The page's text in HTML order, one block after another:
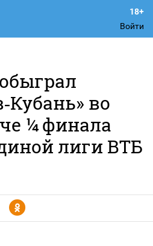
Войти
во
¼ финала
лиги ВТБ
Y